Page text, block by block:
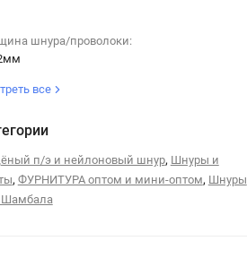
шнура/проволоки:
все
п/э и нейлоновый шнур, Шнуры и
, ФУРНИТУРА оптом и мини-оптом, Шнуры
Шамбала